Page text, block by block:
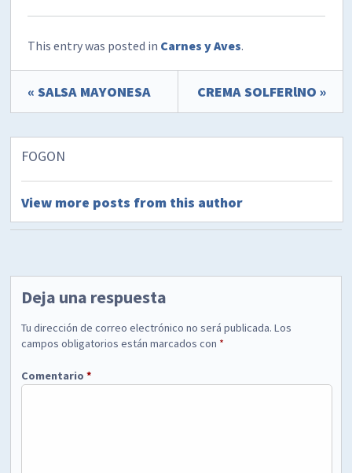
This entry was posted in Carnes y Aves.
« SALSA MAYONESA CREMA SOLFERlNO »
FOGON
View more posts from this author
Deja una respuesta
Tu dirección de correo electrónico no será publicada. Los
campos obligatorios están marcados con *
Comentario*